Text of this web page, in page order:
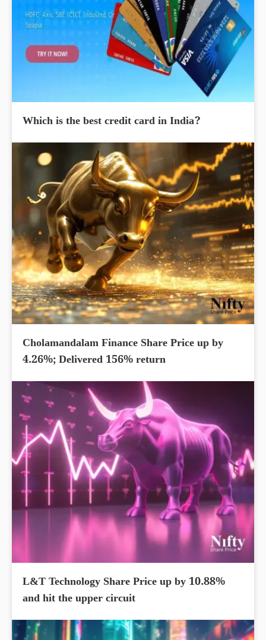
Which is the best credit card in India?
Cholamandalam Finance Share Price up by
4.26%; Delivered 156% return
L&T Technology Share Price up by 10.88%
and hit the upper circuit